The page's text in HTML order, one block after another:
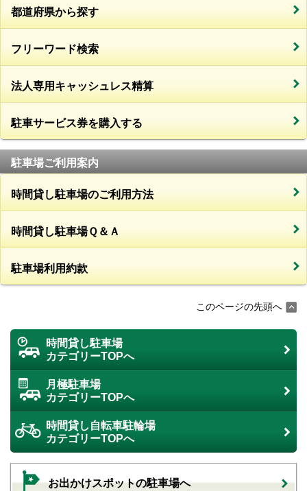
都道府県から探す
フリーワード検索
法人専用キャッシュレス精算
駐車サービス券を購入する
駐車場ご利用案内
時間貸し駐車場のご利用方法
時間貸し駐車場Ｑ＆Ａ
駐車場利用約款
このページの先頭へ
時間貸し駐車場
カテゴリーTOPへ
月極駐車場
カテゴリーTOPへ
時間貸し自転車駐輪場
カテゴリーTOPへ
お出かけスポットの駐車場へ